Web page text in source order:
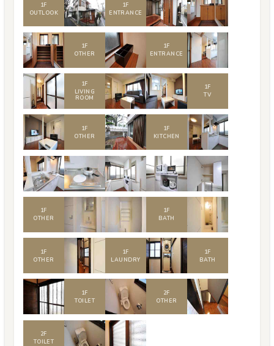
1F
OUTLOOK
1F
ENTRANCE
1F
OTHER
1F
ENTRANCE
1F
LIVING
ROOM
1F
TV
1F
OTHER
1F
KITCHEN
1F
OTHER
1F
BATH
1F
OTHER
1F
LAUNDRY
1F
BATH
1F
TOILET
2F
OTHER
2F
TOILET